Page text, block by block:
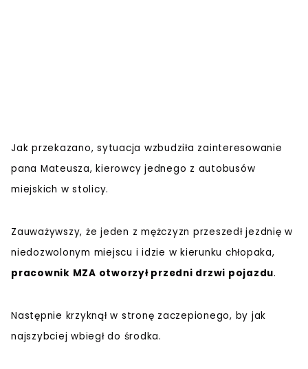
Jak przekazano, sytuacja wzbudziła zainteresowanie
pana Mateusza, kierowcy jednego z autobusów
miejskich w stolicy.
Zauważywszy, że jeden z mężczyzn przeszedł jezdnię w
niedozwolonym miejscu i idzie w kierunku chłopaka,
pracownik MZA otworzył przedni drzwi pojazdu.
Następnie krzyknął w stronę zaczepionego, by jak
najszybciej wbiegł do środka.